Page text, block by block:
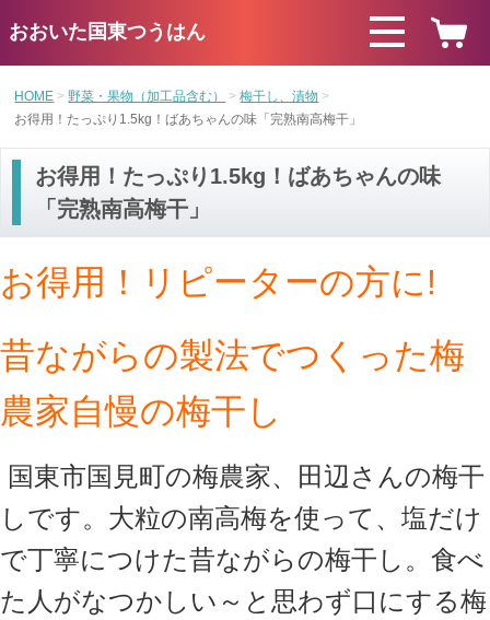
おおいた国東つうはん
HOME 野菜・果物（加工品含む）
梅干し、漬物
お得用！たっぷり1.5kg！ばあちゃんの味「完熟南高梅干」
お得用！たっぷり1.5kg！ばあちゃんの味
「完熟南高梅干」
お得用！リピーターの方に!
昔ながらの製法でつくった梅
農家自慢の梅干し
国東市国見町の梅農家、田辺さんの梅干
しです。大粒の南高梅を使って、塩だけ
で丁寧につけた昔ながらの梅干し。食べ
た人がなつかしい～と思わず口にする梅